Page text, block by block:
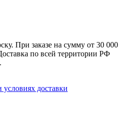
При заказе на сумму от 30 000
по всей территории РФ
доставки